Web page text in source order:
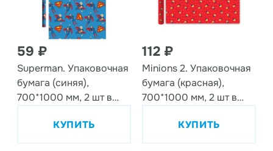
59 ₽
Superman. Упаковочная
бумага (синяя),
700*1000 мм, 2 шт в
КУПИТЬ
112 ₽
Minions 2. Упаковочная
бумага (красная),
700*1000 мм, 2 шт в
КУПИТЬ